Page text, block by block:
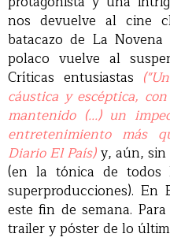
nos devuelve al cine
batacazo de La
polaco vuelve al
Críticas entusiastas
cáustica y escéptica,
mantenido (...) un
entretenimiento más
Diario El País)y, aún, sin
(en la tónica de todos
superproducciones). En
este fin de semana.
trailer y póster de lo